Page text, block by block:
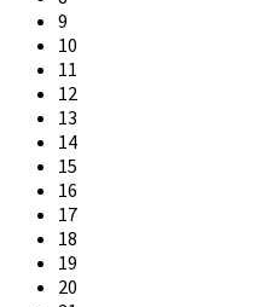
9
10
11
12
13
14
15
16
17
18
19
20